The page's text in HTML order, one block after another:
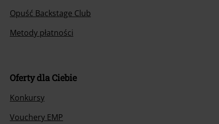
Opuść Backstage Club
Metody płatności
Oferty dla Ciebie
Konkursy
Vouchery EMP